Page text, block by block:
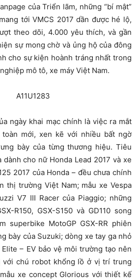
của Triển lãm, những “bí mật”
tới VMCS 2017 dần được hé lộ,
theo dõi, 4.000 yêu thích, và gần
sự mong chờ và ủng hộ của đông
cho sự kiện hoành tráng nhất trong
mô tô, xe máy Việt Nam.
ngày khai mạc chính là việc ra mắt
toàn mới, xen kẽ với nhiều bất ngờ
bày của từng thương hiệu. Tiêu
cho nữ Honda Lead 2017 và xe
2017 của Honda – đều chưa chính
thị trường Việt Nam; mẫu xe Vespa
V7 III Racer của Piaggio; những
R150, GSX-S150 và GD110 song
superbike MotoGP GSX-RR phiên
bày của Suzuki; dòng xe tay ga nhỏ
– EV bảo vệ môi trường tạo nên
với chú robot khổng lồ ở vị trí trung
xe concept Glorious với thiết kế